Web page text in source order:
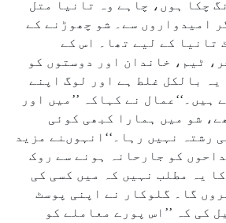
چکا ہوں، چاہے وہ تانیا متل
امیدواروں سے۔ شو چھوڑنے کے
تانیا کے لیے تھا۔ اس کے
ٹیم، خاندان اور دوستوں کو
یہ بالکل غلط ہے اور لوگ اپنے
ہیں۔‘‘عمال نے کہاکہ ’’میں اور
شو میں ہمارا کبھی کوئی
رشتہ نہیں رہا۔‘‘انہوںنے مزید
کو جارحانہ ہونے سے روک
یہ مطلب نہیں کہ میں کسی کی
گا۔ گلوکار نے اپنی پوسٹ
کی کہ ’’اس پورے معاملے کو